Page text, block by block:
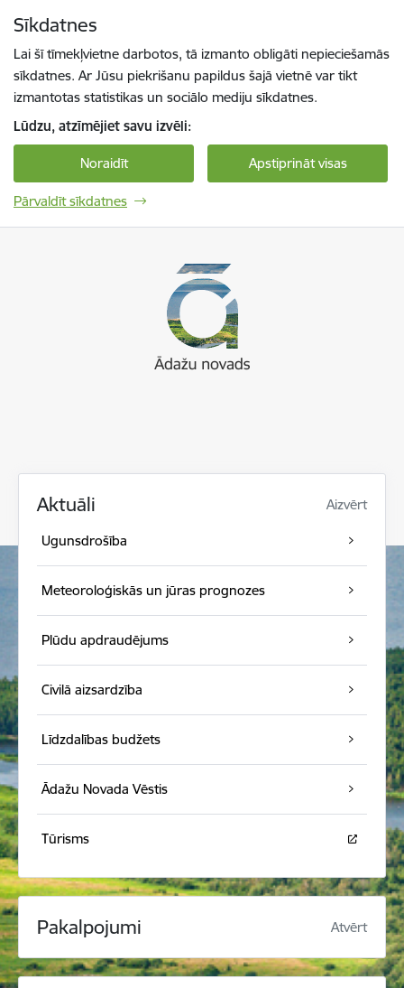
Sīkdatnes
Lai šī tīmekļvietne darbotos, tā izmanto obligāti nepieciešamās
sīkdatnes. Ar Jūsu piekrišanu papildus šajā vietnē var tikt
izmantotas statistikas un sociālo mediju sīkdatnes.
Lūdzu, atzīmējiet savu izvēli:
Noraidīt Apstiprināt visas
Pārvaldīt sīkdatnes
Aktuāli Aizvērt
Ugunsdrošība
Meteoroloģiskās un jūras prognozes
Plūdu apdraudējums
Civilā aizsardzība
Līdzdalības budžets
Ādažu Novada Vēstis
Tūrisms
Pakalpojumi Atvērt